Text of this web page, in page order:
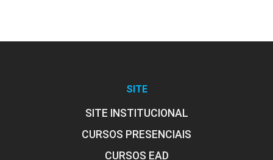
SITE
SITE INSTITUCIONAL
CURSOS PRESENCIAIS
CURSOS EAD